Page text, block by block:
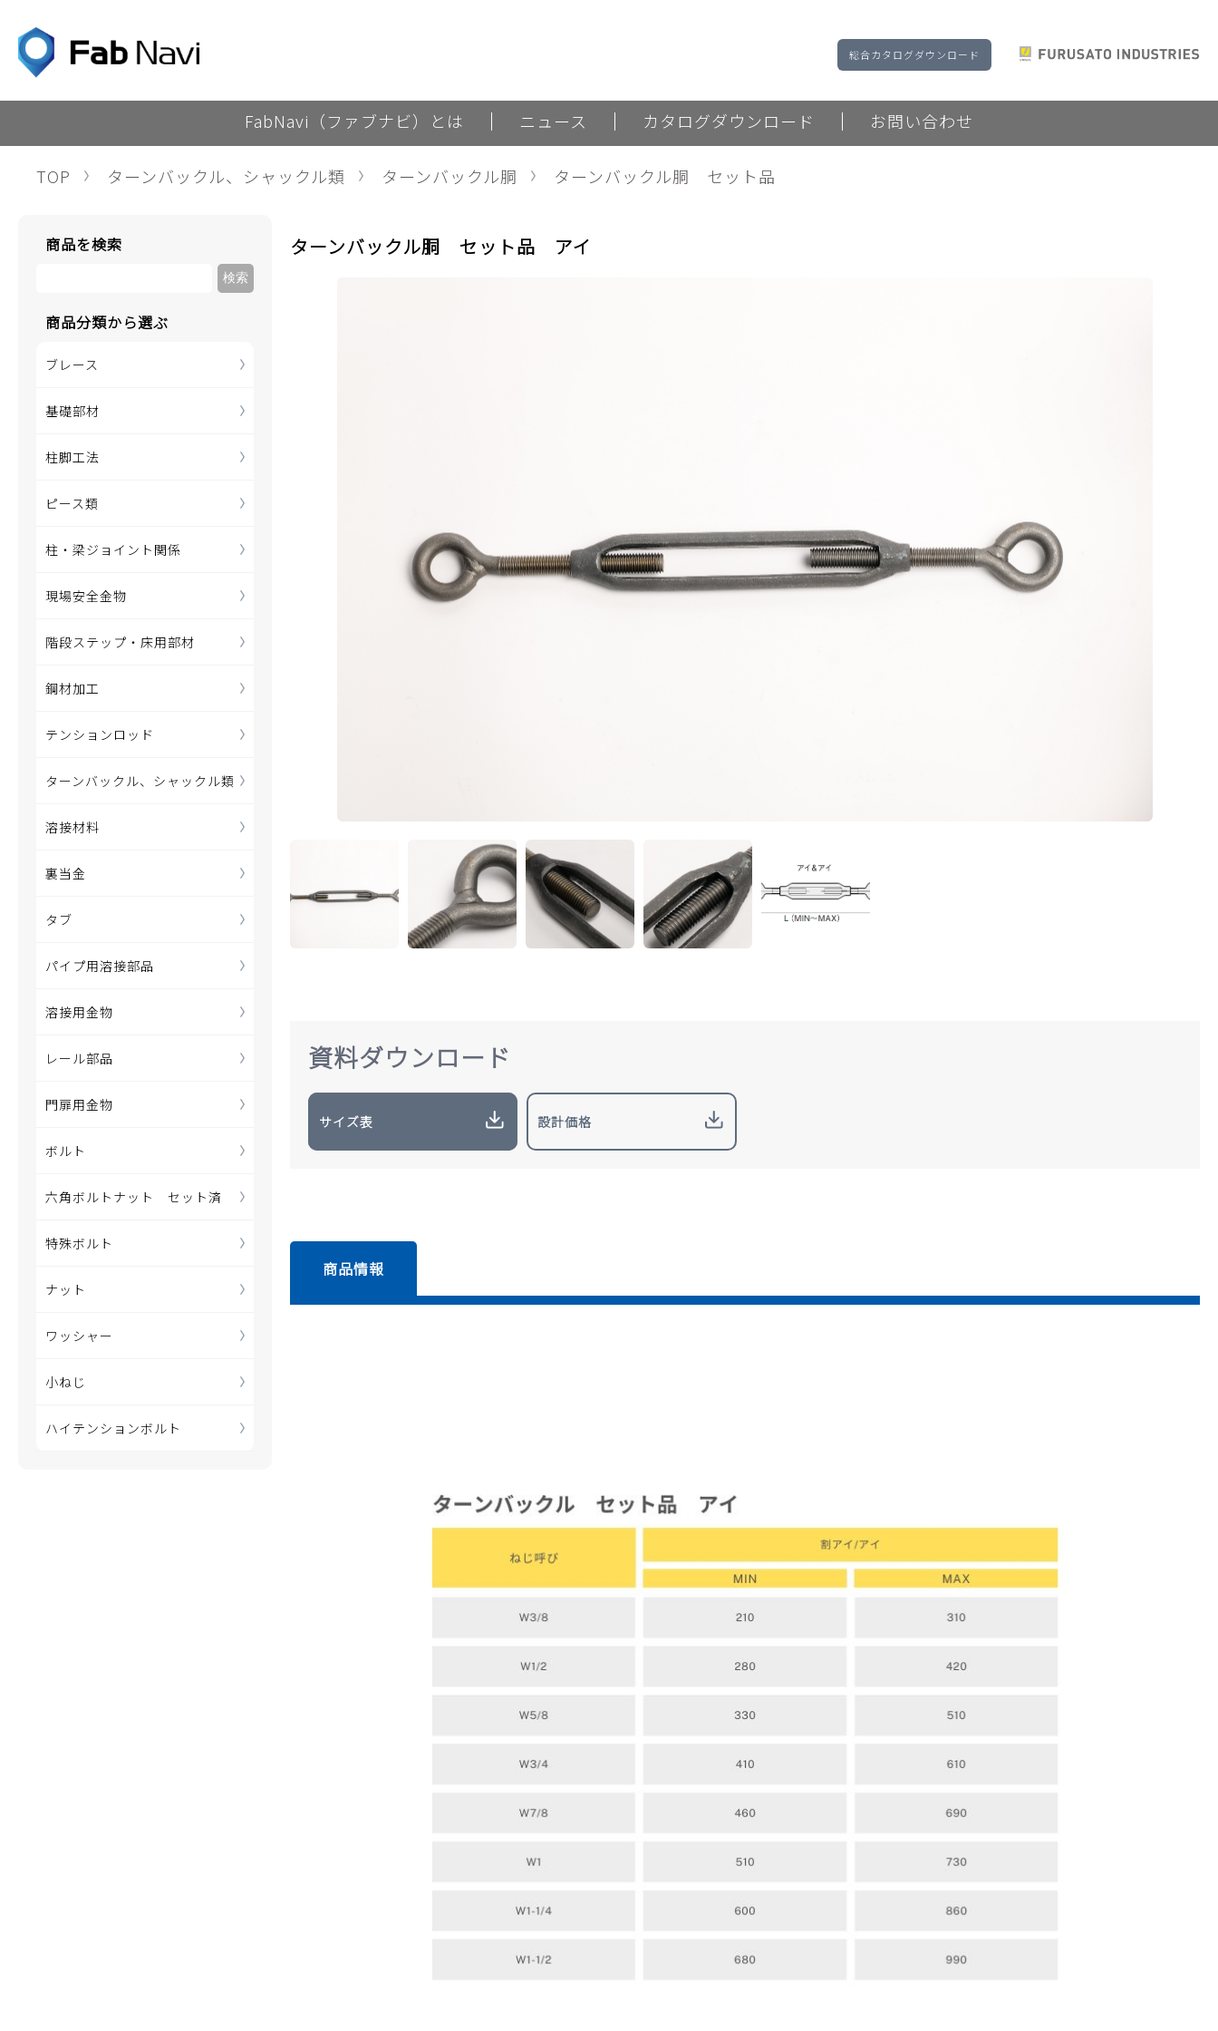
総合カタログダウンロード
FabNavi（ファブナビ）とは ニュース カタログダウンロード お問い合わせ
TOP ターンバックル、シャックル類 ターンバックル胴 ターンバックル胴 セット品
商品を検索
商品分類から選ぶ
ブレース
基礎部材
柱脚工法
ピース類
柱・梁ジョイント関係
現場安全金物
階段ステップ・床用部材
鋼材加工
テンションロッド
ターンバックル、シャックル類
溶接材料
裏当金
タブ
パイプ用溶接部品
溶接用金物
レール部品
門扉用金物
ボルト
六角ボルトナット セット済
特殊ボルト
ナット
ワッシャー
小ねじ
ハイテンションボルト
ターンバックル胴 セット品 アイ
資料ダウンロード
サイズ表 設計価格
商品情報